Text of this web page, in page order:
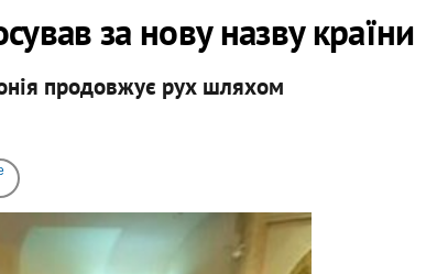
за нову назву країни
продовжує рух шляхом